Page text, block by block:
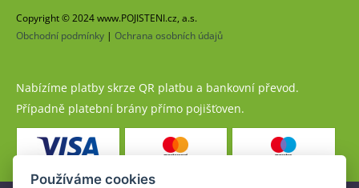
Copyright © 2024 www.POJISTENI.cz, a.s.
Obchodní podmínky | Ochrana osobních údajů
Nabízíme platby skrze QR platbu a bankovní převod.
Případně platební brány přímo pojišťoven.
Používáme cookies